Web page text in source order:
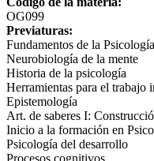
OG099
Previaturas:
Fundamentos de la Psicología
Neurobiología de la mente
Historia de la psicología
Herramientas para el trabajo
Epistemología
Art. de saberes I:
Inicio a la formación en
Psicología del desarrollo
Procesos cognitivos